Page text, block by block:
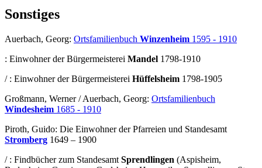
Sonstiges
Auerbach, Georg: Ortsfamilienbuch Winzenheim 1595 - 1910
: Einwohner der Bürgermeisterei Mandel 1798-1910
/ : Einwohner der Bürgermeisterei Hüffelsheim 1798-1905
Großmann, Werner / Auerbach, Georg: Ortsfamilienbuch
Windesheim 1685 - 1910
Piroth, Guido: Die Einwohner der Pfarreien und Standesamt
Stromberg 1649 – 1900
/ : Findbücher zum Standesamt Sprendlingen (Aspisheim,